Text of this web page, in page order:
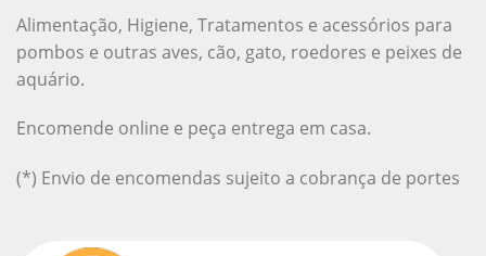
Alimentação, Higiene, Tratamentos e acessórios para
pombos e outras aves, cão, gato, roedores e peixes de
aquário.
Encomende online e peça entrega em casa.
(*) Envio de encomendas sujeito a cobrança de portes